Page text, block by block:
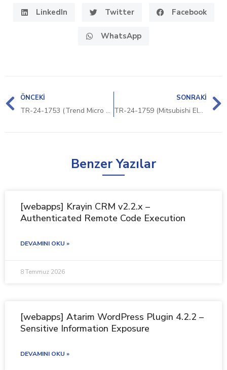
LinkedIn Twitter Facebook
WhatsApp
ÖNCEKI
TR-24-1753 (Trend Micro Deep Security Agent Güvenlik Zafiyeti)
SONRAKI
TR-24-1759 (Mitsubishi Electric Güvenlik Bildirimi)
Benzer Yazılar
[webapps] Krayin CRM v2.2.x –
Authenticated Remote Code Execution
DEVAMINI OKU »
8 Temmuz 2026
[webapps] Atarim WordPress Plugin 4.2.2 –
Sensitive Information Exposure
DEVAMINI OKU »